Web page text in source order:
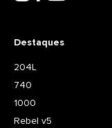
Destaques
204L
740
1000
Rebel v5